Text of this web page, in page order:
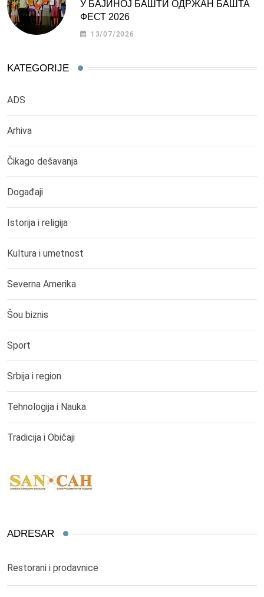
У БАЈИНОЈ БАШТИ ОДРЖАН БАШТА
ФЕСТ 2026
13/07/2026
KATEGORIJE
ADS
Arhiva
Čikago dešavanja
Događaji
Istorija i religija
Kultura i umetnost
Severna Amerika
Šou biznis
Sport
Srbija i region
Tehnologija i Nauka
Tradicija i Običaji
ADRESAR
Restorani i prodavnice